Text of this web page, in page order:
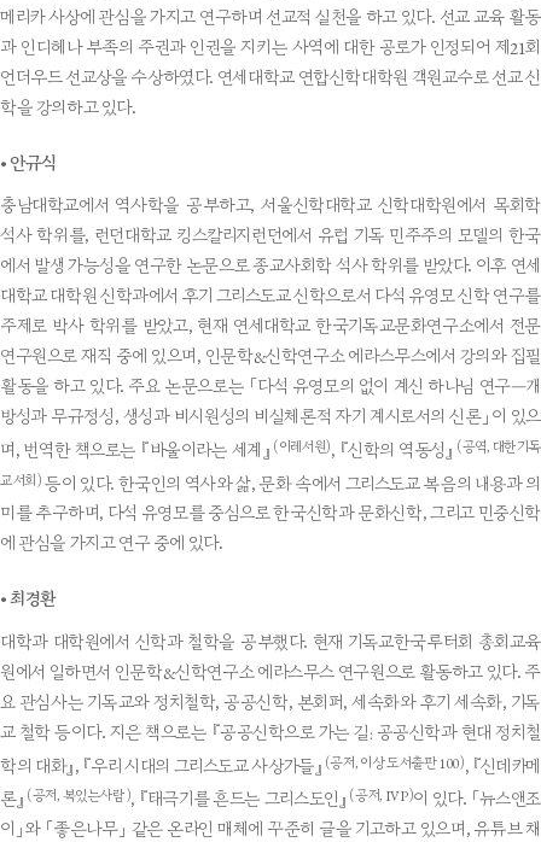
메리카 사상에 관심을 가지고 연구하며 선교적 실천을 하고 있다. 선교 교육 활동
과 인디헤나 부족의 주권과 인권을 지키는 사역에 대한 공로가 인정되어 제21회
언더우드 선교상을 수상하였다. 연세대학교 연합신학대학원 객원교수로 선교 신
학을 강의하고 있다.
• 안규식
충남대학교에서 역사학을 공부하고, 서울신학대학교 신학대학원에서 목회학
석사 학위를, 런던대학교 킹스칼리지런던에서 유럽 기독 민주주의 모델의 한국
에서 발생 가능성을 연구한 논문으로 종교사회학 석사 학위를 받았다. 이후 연세
대학교 대학원 신학과에서 후기 그리스도교 신학으로서 다석 유영모 신학 연구를
주제로 박사 학위를 받았고, 현재 연세대학교 한국기독교문화연구소에서 전문
연구원으로 재직 중에 있으며, 인문학&신학연구소 에라스무스에서 강의와 집필
활동을 하고 있다. 주요 논문으로는 「다석 유영모의 없이 계신 하나님 연구―개
방성과 무규정성, 생성과 비시원성의 비실체론적 자기 계시로서의 신론」이 있으
며, 번역한 책으로는 『바울이라는 세계』 (이레서원), 『신학의 역동성』 (공역, 대한기독
교서회) 등이 있다. 한국인의 역사와 삶, 문화 속에서 그리스도교 복음의 내용과 의
미를 추구하며, 다석 유영모를 중심으로 한국신학과 문화신학, 그리고 민중신학
에 관심을 가지고 연구 중에 있다.
•최경환
대학과 대학원에서 신학과 철학을 공부했다. 현재 기독교한국루터회 총회교육
원에서 일하면서 인문학&신학연구소 에라스무스 연구원으로 활동하고 있다. 주
요 관심사는 기독교와 정치철학, 공공신학, 본회퍼, 세속화와 후기 세속화, 기독
교 철학 등이다. 지은 책으로는 『공공신학으로 가는 길: 공공신학과 현대 정치철
학의 대화』, 『우리 시대의 그리스도교 사상가들』 (공저, 이상 도서출판 100), 『신데카메
론』 (공저, 복있는사람), 『태극기를 흔드는 그리스도인』 (공저, IVP)이 있다. 「뉴스앤조
이」와 「좋은나무」 같은 온라인 매체에 꾸준히 글을 기고하고 있으며, 유튜브 채